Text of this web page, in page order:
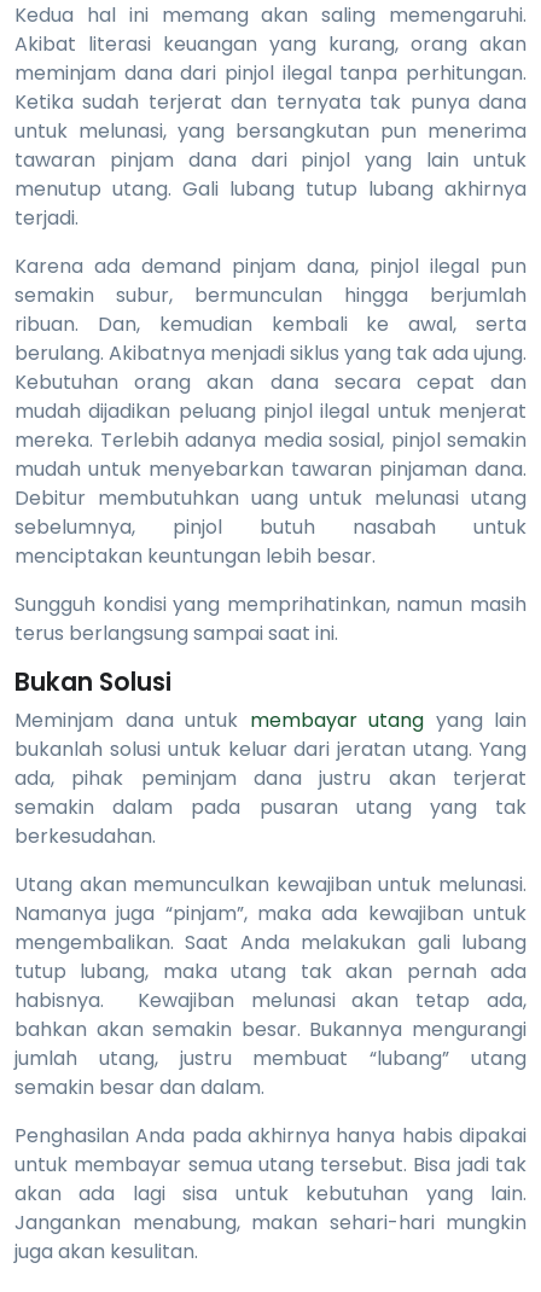
Kedua hal ini memang akan saling memengaruhi.
Akibat literasi keuangan yang kurang, orang akan
meminjam dana dari pinjol ilegal tanpa perhitungan.
Ketika sudah terjerat dan ternyata tak punya dana
untuk melunasi, yang bersangkutan pun menerima
tawaran pinjam dana dari pinjol yang lain untuk
menutup utang. Gali lubang tutup lubang akhirnya
terjadi.
Karena ada demand pinjam dana, pinjol ilegal pun
semakin subur, bermunculan hingga berjumlah
ribuan. Dan, kemudian kembali ke awal, serta
berulang. Akibatnya menjadi siklus yang tak ada ujung.
Kebutuhan orang akan dana secara cepat dan
mudah dijadikan peluang pinjol ilegal untuk menjerat
mereka. Terlebih adanya media sosial, pinjol semakin
mudah untuk menyebarkan tawaran pinjaman dana.
Debitur membutuhkan uang untuk melunasi utang
sebelumnya, pinjol butuh nasabah untuk
menciptakan keuntungan lebih besar.
Sungguh kondisi yang memprihatinkan, namun masih
terus berlangsung sampai saat ini.
Bukan Solusi
Meminjam dana untuk membayar utang yang lain
bukanlah solusi untuk keluar dari jeratan utang. Yang
ada, pihak peminjam dana justru akan terjerat
semakin dalam pada pusaran utang yang tak
berkesudahan.
Utang akan memunculkan kewajiban untuk melunasi.
Namanya juga “pinjam”, maka ada kewajiban untuk
mengembalikan. Saat Anda melakukan gali lubang
tutup lubang, maka utang tak akan pernah ada
habisnya. Kewajiban melunasi akan tetap ada,
bahkan akan semakin besar. Bukannya mengurangi
jumlah utang, justru membuat “lubang” utang
semakin besar dan dalam.
Penghasilan Anda pada akhirnya hanya habis dipakai
untuk membayar semua utang tersebut. Bisa jadi tak
akan ada lagi sisa untuk kebutuhan yang lain.
Jangankan menabung, makan sehari-hari mungkin
juga akan kesulitan.